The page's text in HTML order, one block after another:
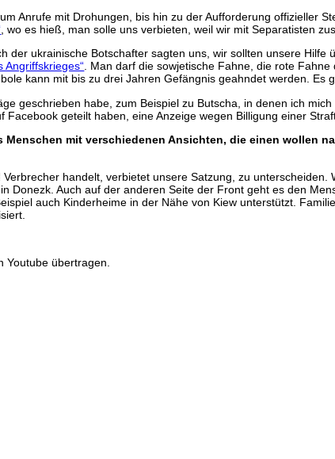
Anrufe mit Drohungen, bis hin zu der Aufforderung offizieller
, wo es hieß, man solle uns verbieten, weil wir mit Separatisten
der ukrainische Botschafter sagten uns, wir sollten unsere
Angriffskrieges“. Man darf die sowjetische Fahne, die rote
kann mit bis zu drei Jahren Gefängnis geahndet werden. Es
geschrieben habe, zum Beispiel zu Butscha, in denen ich
geteilt haben, eine Anzeige wegen Billigung einer
mit verschiedenen Ansichten, die einen wollen
handelt, verbietet unsere Satzung, zu
Donezk. Auch auf der anderen Seite der Front geht es den
auch Kinderheime in der Nähe von Kiew unterstützt.
Youtube übertragen.